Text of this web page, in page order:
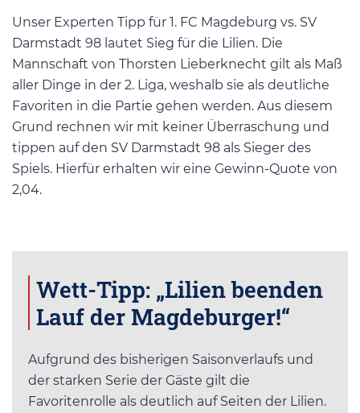
Unser Experten Tipp für 1. FC Magdeburg vs. SV
Darmstadt 98 lautet Sieg für die Lilien. Die
Mannschaft von Thorsten Lieberknecht gilt als Maß
aller Dinge in der 2. Liga, weshalb sie als deutliche
Favoriten in die Partie gehen werden. Aus diesem
Grund rechnen wir mit keiner Überraschung und
tippen auf den SV Darmstadt 98 als Sieger des
Spiels. Hierfür erhalten wir eine Gewinn-Quote von
2,04.
Wett-Tipp: „Lilien beenden
Lauf der Magdeburger!“
Aufgrund des bisherigen Saisonverlaufs und
der starken Serie der Gäste gilt die
Favoritenrolle als deutlich auf Seiten der Lilien.